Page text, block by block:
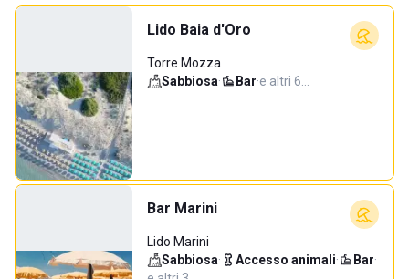
Lido Baia d'Oro
Torre Mozza
Sabbiosa· Bar·e altri 6…
Bar Marini
Lido Marini
Sabbiosa· Accesso animali· Bar·